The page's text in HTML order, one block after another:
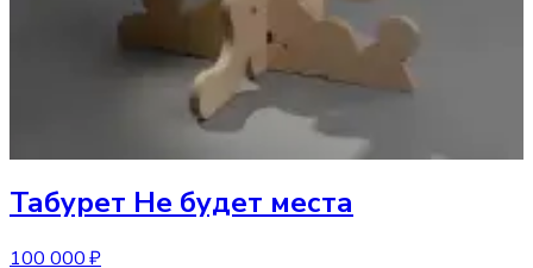
Табурет Не будет места
100 000 ₽